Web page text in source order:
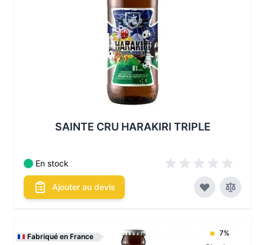
SAINTE CRU HARAKIRI TRIPLE
En stock
Ajouter au devis
Fabriqué en France
7%